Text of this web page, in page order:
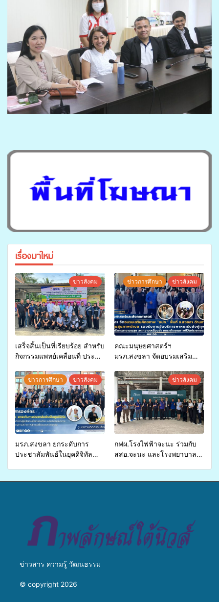
เรื่องมาใหม่
ข่าวสังคม
เสร็จสิ้นเป็นที่เรียบร้อย สำหรับ
กิจกรรมแพทย์เคลื่อนที่ ประจำ
สุขภาพแก่ประชาชนในพื้นที่
อำเภอจะนะ
ข่าวการศึกษา ข่าวสังคม
คณะมนุษยศาสตร์ฯ
มรภ.สงขลา จัดอบรมเสริม
จ่ายงบกองทุนสุขภาพตำบล
รองรับการจัดบริการพาหนะรับ
ส่งผู้ทุพพลภาพเพื่อเข้ารับ
บริการสาธารณสุข ลดความ
เหลื่อมล้ำ ยกระดับคุณภาพ
ชีวิตประชาชนอย่างยั่งยืน
ข่าวการศึกษา ข่าวสังคม
มรภ.สงขลา ยกระดับการ
ประชาสัมพันธ์ในยุคดิจิทัล
ข่าวสังคม
กฟผ.โรงไฟฟ้าจะนะ ร่วมกับ
สสอ.จะนะ และโรงพยาบาล
ข่าวสาร ความรู้ วัฒนธรรม
© copyright 2026